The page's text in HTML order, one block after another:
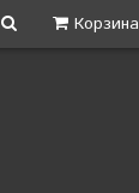
Корзина